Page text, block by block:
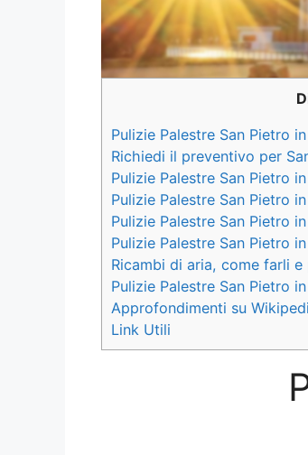
Pulizie Palestre San Pietro
Richiedi il preventivo per
Pulizie Palestre San Pietro
Pulizie Palestre San Pietro
Pulizie Palestre San Pietro
Pulizie Palestre San Pietro
Ricambi di aria, come farli
Pulizie Palestre San Pietro
Approfondimenti su
Link Utili